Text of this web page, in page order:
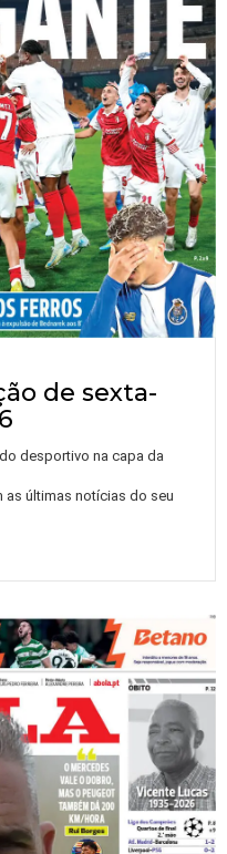
de sexta-
desportivo na capa da
as últimas notícias do seu